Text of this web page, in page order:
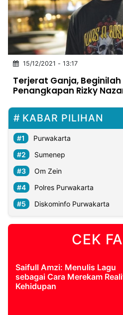
INDONESIA
Partner
NTB
Time
IDN
Jogja
Rakyat
News
Notice
Baru
Follow
Kabarbaru
2026
15/12/2021 - 13:17
Terjerat Ganja,
Penangkapan Rizky
KABAR PILIHAN
Purwakarta
Sumenep
Om Zein
Polres Purwakarta
Diskominfo Purwakarta
CEK
Saifull Amzi: Menulis Lagu
sebagai Cara Merekam
Kehidupan